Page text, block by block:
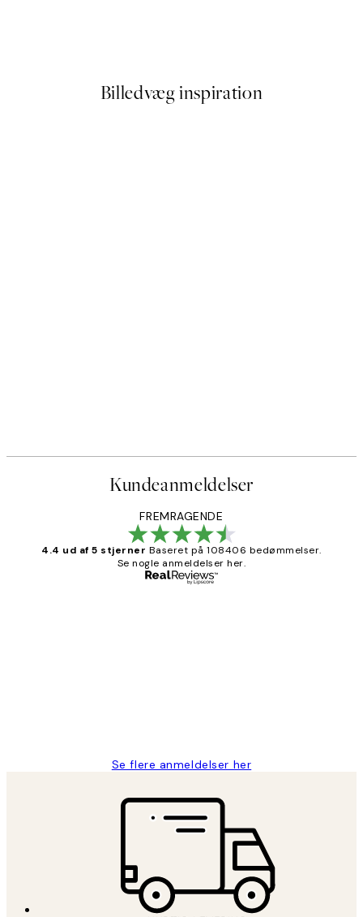
Billedvæg inspiration
Kundeanmeldelser
FREMRAGENDE
4.4 ud af 5 stjerner Baseret på 108406 bedømmelser.
Se nogle anmeldelser her.
Se flere anmeldelser her